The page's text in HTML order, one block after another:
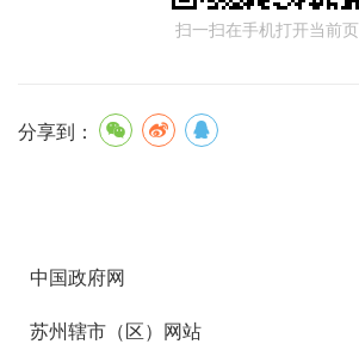
扫一扫在手机打开当前页
分享到：
中国政府网
苏州辖市（区）网站